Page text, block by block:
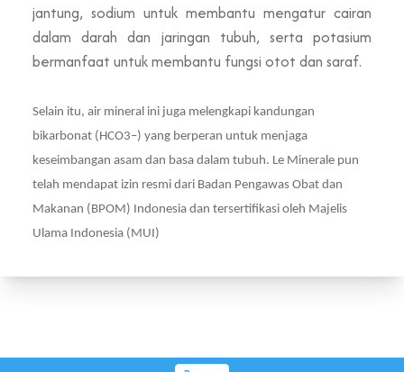
jantung, sodium untuk membantu mengatur cairan
dalam darah dan jaringan tubuh, serta potasium
bermanfaat untuk membantu fungsi otot dan saraf.
Selain itu, air mineral ini juga melengkapi kandungan
bikarbonat (HCO3–) yang berperan untuk menjaga
keseimbangan asam dan basa dalam tubuh. Le Minerale pun
telah mendapat izin resmi dari Badan Pengawas Obat dan
Makanan (BPOM) Indonesia dan tersertifikasi oleh Majelis
Ulama Indonesia (MUI)